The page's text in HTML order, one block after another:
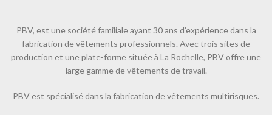
PBV, est une société familiale ayant 30 ans d’expérience dans la
fabrication de vêtements professionnels. Avec trois sites de
production et une plate-forme située à La Rochelle, PBV offre une
large gamme de vêtements de travail.
PBV est spécialisé dans la fabrication de vêtements multirisques.